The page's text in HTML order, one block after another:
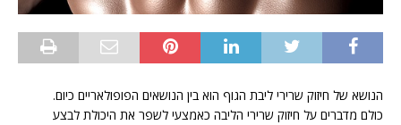
הנושא של חיזוק שרירי ליבת הגוף הוא בין הנושאים הפופולאריים כיום.
כולם מדברים על חיזוק שרירי הליבה כאמצעי לשפר את היכולת לבצע